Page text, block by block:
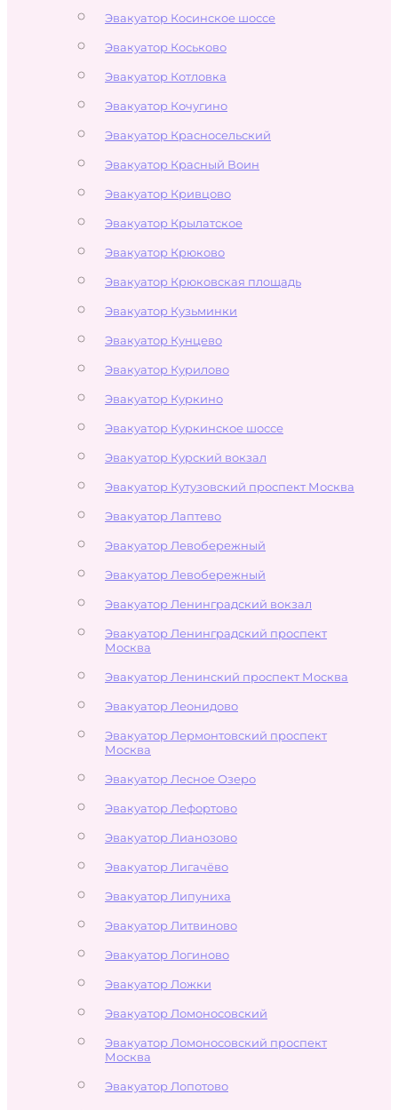
Эвакуатор Косинское шоссе
Эвакуатор Коськово
Эвакуатор Котловка
Эвакуатор Кочугино
Эвакуатор Красносельский
Эвакуатор Красный Воин
Эвакуатор Кривцово
Эвакуатор Крылатское
Эвакуатор Крюково
Эвакуатор Крюковская площадь
Эвакуатор Кузьминки
Эвакуатор Кунцево
Эвакуатор Курилово
Эвакуатор Куркино
Эвакуатор Куркинское шоссе
Эвакуатор Курский вокзал
Эвакуатор Кутузовский проспект Москва
Эвакуатор Лаптево
Эвакуатор Левобережный
Эвакуатор Левобережный
Эвакуатор Ленинградский вокзал
Эвакуатор Ленинградский проспект
Москва
Эвакуатор Ленинский проспект Москва
Эвакуатор Леонидово
Эвакуатор Лермонтовский проспект
Москва
Эвакуатор Лесное Озеро
Эвакуатор Лефортово
Эвакуатор Лианозово
Эвакуатор Лигачёво
Эвакуатор Липуниха
Эвакуатор Литвиново
Эвакуатор Логиново
Эвакуатор Ложки
Эвакуатор Ломоносовский
Эвакуатор Ломоносовский проспект
Москва
Эвакуатор Лопотово